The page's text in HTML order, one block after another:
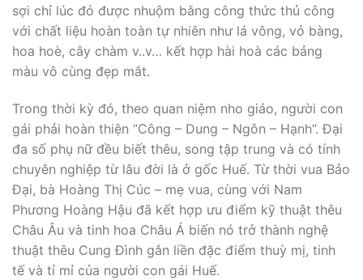
sợi chỉ lúc đó được nhuộm bằng công thức thủ công
với chất liệu hoàn toàn tự nhiên như lá vông, vỏ bàng,
hoa hoè, cây chàm v..v… kết hợp hài hoà các bảng
màu vô cùng đẹp mắt.
Trong thời kỳ đó, theo quan niệm nho giáo, người con
gái phải hoàn thiện “Công – Dung – Ngôn – Hạnh”. Đại
đa số phụ nữ đều biết thêu, song tập trung và có tính
chuyên nghiệp từ lâu đời là ở gốc Huế. Từ thời vua Bảo
Đại, bà Hoàng Thị Cúc – mẹ vua, cùng với Nam
Phương Hoàng Hậu đã kết hợp ưu điểm kỹ thuật thêu
Châu Âu và tinh hoa Châu Á biến nó trở thành nghệ
thuật thêu Cung Đình gắn liền đặc điểm thuỳ mị, tinh
tế và tỉ mỉ của người con gái Huế.